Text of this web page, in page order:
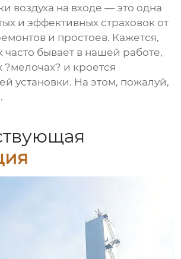
воздуха на входе — это одна
и эффективных страховок от
и простоев. Кажется,
часто бывает в нашей работе,
?мелочах? и кроется
установки. На этом, пожалуй,